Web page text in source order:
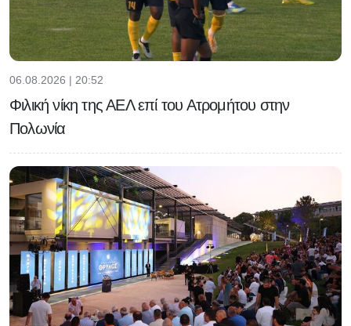
06.08.2026 | 20:52
Φιλική νίκη της ΑΕΛ επί του Ατρομήτου στην
Πολωνία